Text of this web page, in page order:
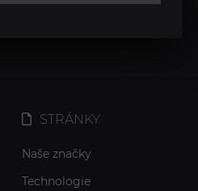
STRÁNKY
Naše značky
Technologie